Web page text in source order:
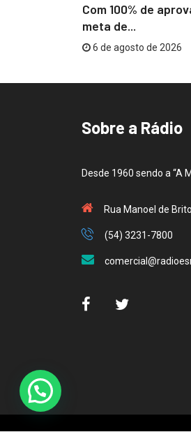
Com 100% de
meta de...
6 de agosto de 2026
Sobre a Rádio
Desde 1960 sendo a “A
Rua Manoel de
(54) 3231-7800